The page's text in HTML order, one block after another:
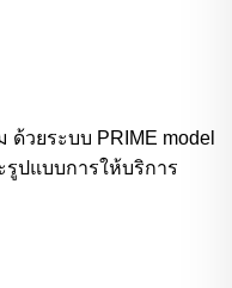
วยระบบ PRIME model
ปแบบการให้บริการ